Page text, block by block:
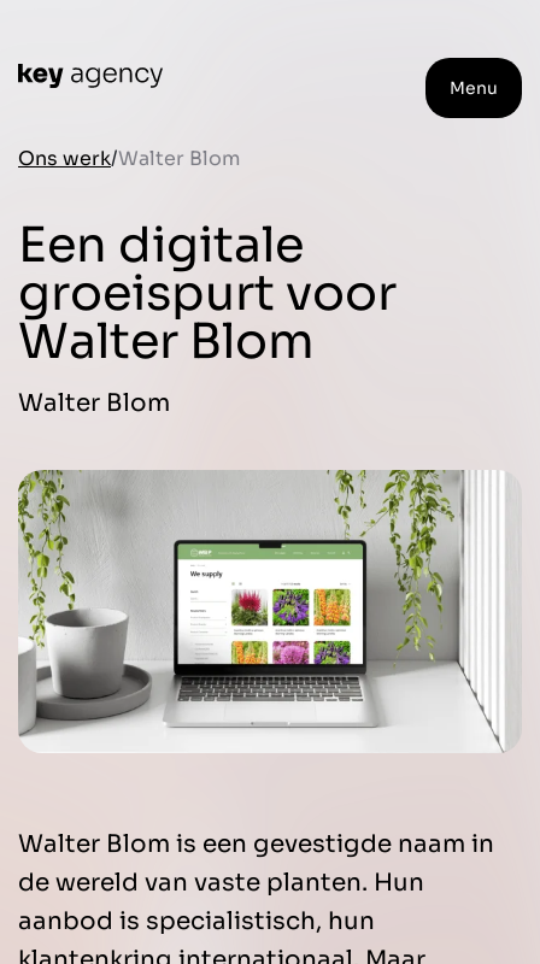
Menu
Ons werk Walter Blom
Een digitale
groeispurt voor
Walter Blom
Walter Blom
Walter Blom is een gevestigde naam in
de wereld van vaste planten. Hun
aanbod is specialistisch, hun